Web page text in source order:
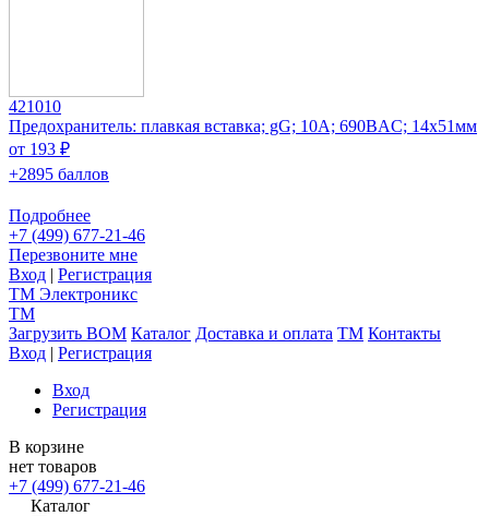
421010
Предохранитель: плавкая вставка; gG; 10А; 690ВAC; 14x51мм
от 193 ₽
+2895 баллов
Подробнее
+7 (499) 677-21-46
Перезвоните мне
Вход | Регистрация
TM Электроникс
TM
Загрузить BOM Каталог Доставка и оплата TM Контакты
Вход | Регистрация
Вход
Регистрация
В корзине
нет товаров
+7 (499) 677-21-46
Каталог